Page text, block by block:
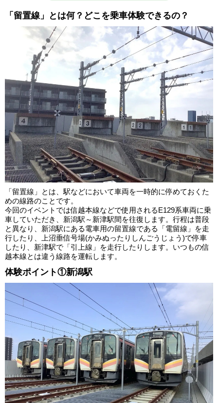
「留置線」とは何？どこを乗車体験できるの？
「留置線」とは、駅などにおいて車両を一時的に停めておくた
めの線路のことです。
今回のイベントでは信越本線などで使用されるE129系車両に乗
車していただき、新潟駅～新津駅間を往復します。行程は普段
と異なり、新潟駅にある電車用の留置線である「電留線」を走
行したり、上沼垂信号場(かみぬったりしんごうじょう)で停車
したり、新津駅で「引上線」を走行したりします。いつもの信
越本線とは違う線路を運転します。
体験ポイント①新潟駅